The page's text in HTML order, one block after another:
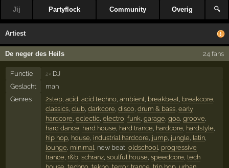
Jij Partyflock Community Overig 🔍
Artiest
De neger des Heils 24 fans
Functie 2× DJ
Geslacht
man
Genres
2step, acid acid techno, ambient, breakbeat, breakcore
classics, club, darkcore disco, drum & bass, early
hardcore eclectic, electro, funk, garage goa groove
hard dance hard house hard trance hardcore hardstyle
hip hop, house industrial hardcore jump, jungle latin,
lounge minimal , new beat, oldschool progressive
trance r&b, schranz, soulful house speedcore tech